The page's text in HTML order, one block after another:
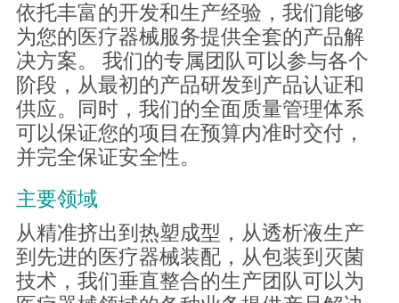
依托丰富的开发和生产经验，我们能够
为您的医疗器械服务提供全套的产品解
决方案。 我们的专属团队可以参与各个
阶段，从最初的产品研发到产品认证和
供应。同时，我们的全面质量管理体系
可以保证您的项目在预算内准时交付，
并完全保证安全性。
主要领域
从精准挤出到热塑成型，从透析液生产
到先进的医疗器械装配，从包装到灭菌
技术，我们垂直整合的生产团队可以为